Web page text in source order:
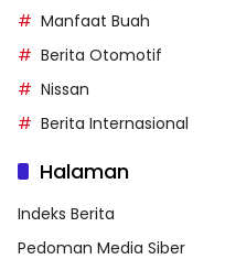
Manfaat Buah
Berita Otomotif
Nissan
Berita Internasional
Halaman
Indeks Berita
Pedoman Media Siber